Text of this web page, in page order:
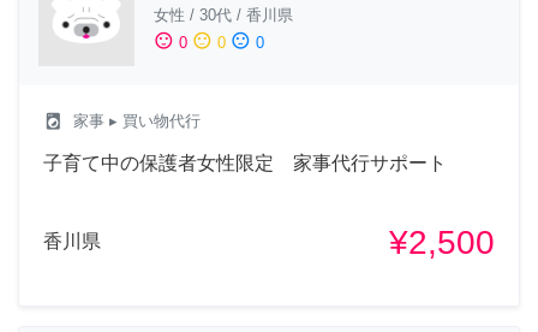
女性 / 30代 / 香川県
sentiment_satisfied 0 sentiment_neutral 0 sentiment_dissatisfied 0
local_laundry_service 家事 ▸ 買い物代行
子育て中の保護者女性限定 家事代行サポート
香川県 ¥2,500